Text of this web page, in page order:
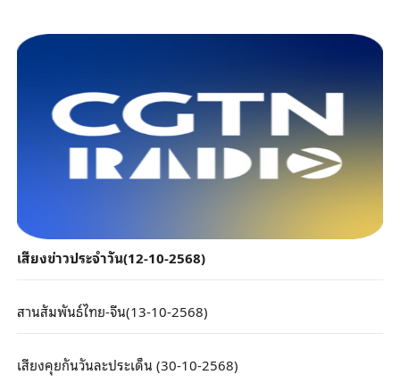
เสียงข่าวประจำวัน(12-10-2568)
สานสัมพันธ์ไทย-จีน(13-10-2568)
เสียงคุยกันวันละประเด็น (30-10-2568)